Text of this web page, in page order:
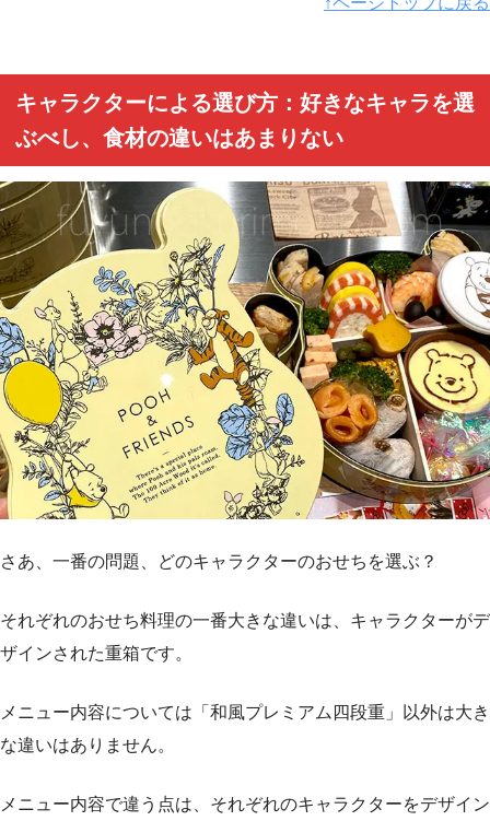
キャラクターによる選び方：好きなキャラを選
ぶべし、食材の違いはあまりない
さあ、一番の問題、どのキャラクターのおせちを選ぶ？
それぞれのおせち料理の一番大きな違いは、キャラクターがデ
ザインされた重箱です。
メニュー内容については「和風プレミアム四段重」以外は大き
な違いはありません。
メニュー内容で違う点は、それぞれのキャラクターをデザイン